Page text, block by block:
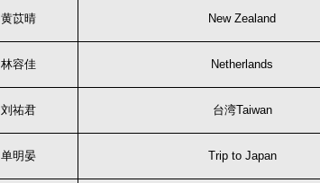
黄苡晴 New Zealand
林容佳 Netherlands
刘祐君 台湾Taiwan
单明晏 Trip to Japan